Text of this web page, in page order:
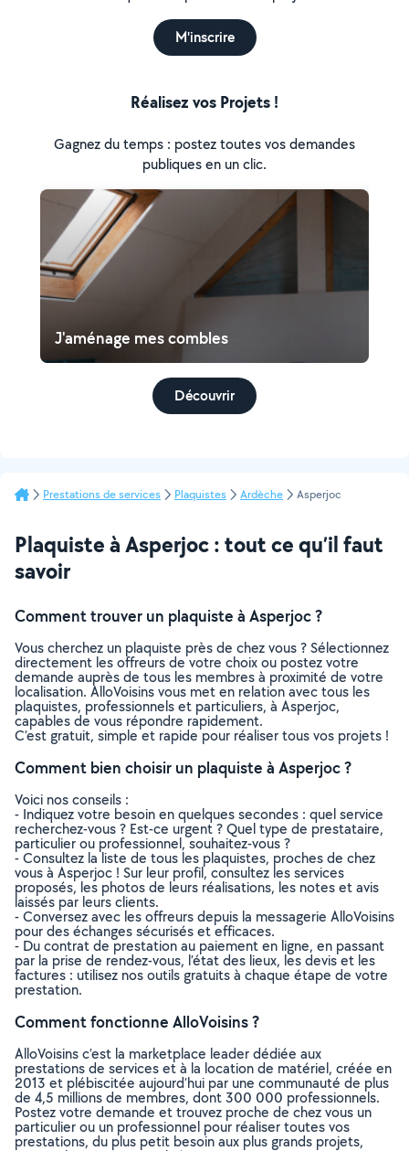
M'inscrire
Réalisez vos Projets !
Gagnez du temps : postez toutes vos demandes
publiques en un clic.
J'aménage mes combles
Découvrir
Prestations de services Plaquistes Ardèche Asperjoc
Plaquiste à Asperjoc : tout ce qu’il faut
savoir
Comment trouver un plaquiste à Asperjoc ?
Vous cherchez un plaquiste près de chez vous ? Sélectionnez
directement les offreurs de votre choix ou postez votre
demande auprès de tous les membres à proximité de votre
localisation. AlloVoisins vous met en relation avec tous les
plaquistes, professionnels et particuliers, à Asperjoc,
capables de vous répondre rapidement.
C’est gratuit, simple et rapide pour réaliser tous vos projets !
Comment bien choisir un plaquiste à Asperjoc ?
Voici nos conseils :
- Indiquez votre besoin en quelques secondes : quel service
recherchez-vous ? Est-ce urgent ? Quel type de prestataire,
particulier ou professionnel, souhaitez-vous ?
- Consultez la liste de tous les plaquistes, proches de chez
vous à Asperjoc ! Sur leur profil, consultez les services
proposés, les photos de leurs réalisations, les notes et avis
laissés par leurs clients.
- Conversez avec les offreurs depuis la messagerie AlloVoisins
pour des échanges sécurisés et efficaces.
- Du contrat de prestation au paiement en ligne, en passant
par la prise de rendez-vous, l’état des lieux, les devis et les
factures : utilisez nos outils gratuits à chaque étape de votre
prestation.
Comment fonctionne AlloVoisins ?
AlloVoisins c’est la marketplace leader dédiée aux
prestations de services et à la location de matériel, créée en
2013 et plébiscitée aujourd’hui par une communauté de plus
de 4,5 millions de membres, dont 300 000 professionnels.
Postez votre demande et trouvez proche de chez vous un
particulier ou un professionnel pour réaliser toutes vos
prestations, du plus petit besoin aux plus grands projets,